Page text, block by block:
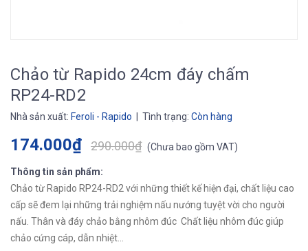
Chảo từ Rapido 24cm đáy chấm
RP24-RD2
Nhà sản xuất: Feroli - Rapido | Tình trạng: Còn hàng
174.000₫ 290.000₫ (Chưa bao gồm VAT)
Thông tin sản phẩm:
Chảo từ Rapido RP24-RD2 với những thiết kế hiện đại, chất liệu cao
cấp sẽ đem lại những trải nghiệm nấu nướng tuyệt vời cho người
nấu. Thân và đáy chảo bằng nhôm đúc Chất liệu nhôm đúc giúp
chảo cứng cáp, dẫn nhiệt...